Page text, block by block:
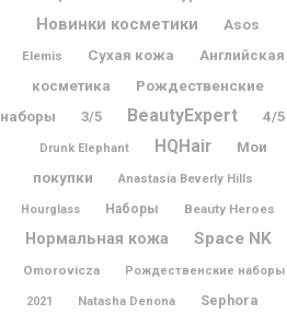
Новинки косметики Asos
Elemis Сухая кожа
Английская
косметика
Рождественские
наборы
3/5 BeautyExpert 4/5
Drunk Elephant HQHair
Мои
покупки
Anastasia Beverly Hills
Hourglass Наборы Beauty Heroes
Нормальная кожа Space NK
Omorovicza Рождественские наборы
2021 Natasha Denona Sephora